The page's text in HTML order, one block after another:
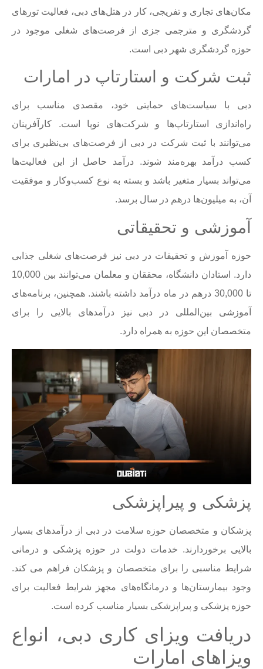
مکان‌های تجاری و تفریجی، کار در هتل‌های دبی، فعالیت تورهای
گردشگری و مترجمی جزی از فرصت‌های شغلی موجود در
حوزه گردشگری شهر دبی است.
ثبت شرکت و استارتاپ در امارات
دبی با سیاست‌های حمایتی خود، مقصدی مناسب برای
راه‌اندازی استارتاپ‌ها و شرکت‌های نوپا است. کارآفرینان
می‌توانند با ثبت شرکت در دبی از فرصت‌های بی‌نظیری برای
کسب درآمد بهره‌مند شوند. درآمد حاصل از این فعالیت‌ها
می‌تواند بسیار متغیر باشد و بسته به نوع کسب‌وکار و موفقیت
آن، به میلیون‌ها درهم در سال برسد.
آموزشی و تحقیقاتی
حوزه آموزش و تحقیقات در دبی نیز فرصت‌های شغلی جذابی
دارد. استادان دانشگاه، محققان و معلمان می‌توانند بین 10,000
تا 30,000 درهم در ماه درآمد داشته باشند. همچنین، برنامه‌های
آموزشی بین‌المللی در دبی نیز درآمدهای بالایی را برای
متخصصان این حوزه به همراه دارد.
پزشکی و پیراپزشکی
پزشکان و متخصصان حوزه سلامت در دبی از درآمدهای بسیار
بالایی برخوردارند. خدمات دولت در حوزه پزشکی و درمانی
شرایط مناسبی را برای متخصصان و پزشکان فراهم می کند.
وجود بیمارستان‌ها و درمانگاه‌های مجهز شرایط فعالیت برای
حوزه پزشکی و پیراپزشکی بسیار مناسب کرده است.
دریافت ویزای کاری دبی، انواع
ویزاهای امارات